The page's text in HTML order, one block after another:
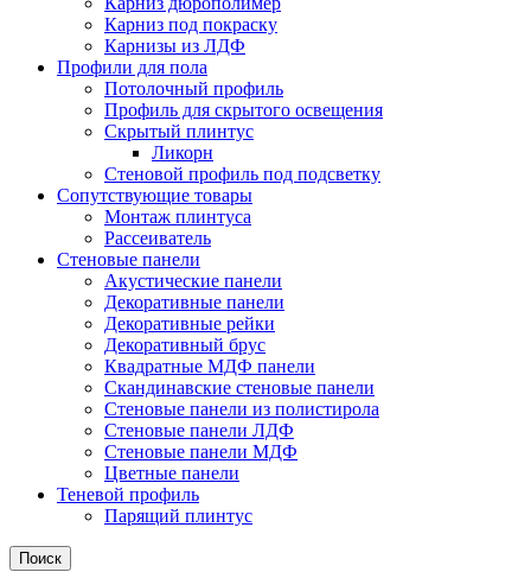
Карниз под покраску
Карнизы из ЛДФ
Профили для пола
Потолочный профиль
Профиль для скрытого освещения
Скрытый плинтус
Ликорн
Стеновой профиль под подсветку
Сопутствующие товары
Монтаж плинтуса
Рассеиватель
Стеновые панели
Акустические панели
Декоративные панели
Декоративные рейки
Декоративный брус
Квадратные МДФ панели
Скандинавские стеновые панели
Стеновые панели из полистирола
Стеновые панели ЛДФ
Стеновые панели МДФ
Цветные панели
Теневой профиль
Парящий плинтус
Поиск